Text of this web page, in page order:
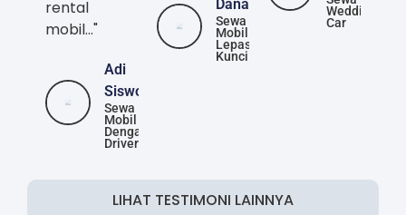
rental
mobil..."
Adi
Siswoyo
Sewa
Mobil
Dengan
Driver
Danang
Sewa
Mobil
Lepas
Kunci
Wedding
Car
LIHAT TESTIMONI LAINNYA